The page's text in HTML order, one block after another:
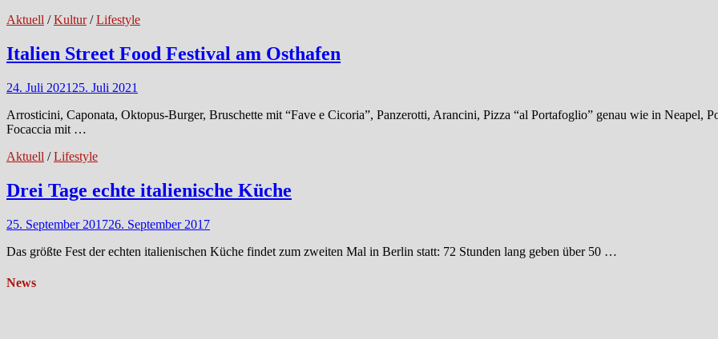
Aktuell /Kultur/Lifestyle
Italien Street Food Festival am Osthafen
24. Juli 2021 25. Juli 2021
Arrosticini, Caponata, Oktopus-Burger, Bruschette mit “Fave e Cicoria”, Panzerotti, Arancini, Pizza “al Portafoglio” genau wie in Neapel,
Focaccia mit …
Aktuell /Lifestyle
Drei Tage echte italienische Küche
25. September 201726. September 2017
Das größte Fest der echten italienischen Küche findet zum zweiten Mal in Berlin statt: 72 Stunden lang geben über 50 …
News